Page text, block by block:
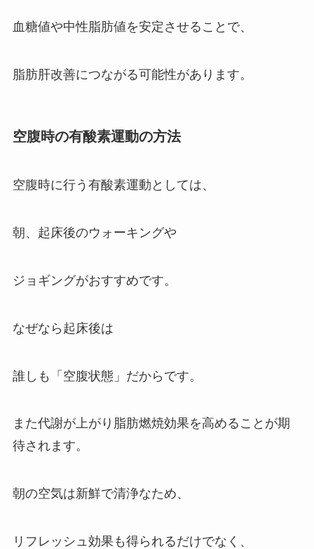
血糖値や中性脂肪値を安定させることで、
脂肪肝改善につながる可能性があります。
空腹時の有酸素運動の方法
空腹時に行う有酸素運動としては、
朝、起床後のウォーキングや
ジョギングがおすすめです。
なぜなら起床後は
誰しも「空腹状態」だからです。
また代謝が上がり脂肪燃焼効果を高めることが期
待されます。
朝の空気は新鮮で清浄なため、
リフレッシュ効果も得られるだけでなく、